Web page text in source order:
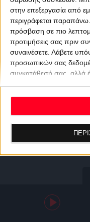
στην επεξεργασία από
περιγράφεται
πρόσβαση σε πιο
προτιμήσεις σας πριν
συναινέσετε. Λάβετε
προσωπικών σας
συγκατάθεσή σας, αλλά
ανακαλέσετε τη
επιστρέφοντας σε αυτόν
κουμπί "Απορρήτου"